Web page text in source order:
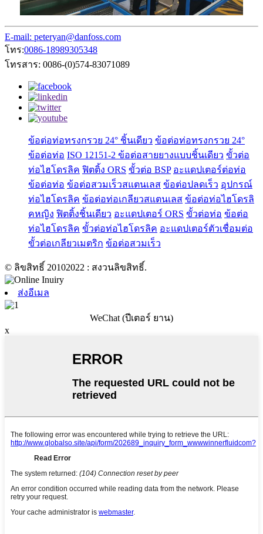
E-mail: peteryan@danfoss.com
โทร:0086-18989305348
โทรสาร: 0086-(0)574-83071089
ข้อต่อท่อทรงกรวย 24° ชิ้นเดียว ข้อต่อท่อทรงกรวย 24°
ข้อต่อท่อ ISO 12151-2 ข้อต่อสายยางแบบชิ้นเดียว ขั้วต่อ
ท่อไฮโดรลิค ฟิตติ้ง ORS ขั้วต่อ BSP อะแดปเตอร์ต่อท่อ
ข้อต่อท่อ ข้อต่อสวมเร็วสแตนเลส ข้อต่อปลดเร็ว อุปกรณ์
ท่อไฮโดรลิค ข้อต่อท่อเกลียวสแตนเลส ข้อต่อท่อไฮโดรลิ
คหญิง ฟิตติ้งชิ้นเดียว อะแดปเตอร์ ORS ขั้วต่อท่อ ข้อต่อ
ท่อไฮโดรลิค ขั้วต่อท่อไฮโดรลิค อะแดปเตอร์ตัวเชื่อมต่อ
ขั้วต่อเกลียวเมตริก ข้อต่อสวมเร็ว
© ลิขสิทธิ์ 20102022 : สงวนลิขสิทธิ์.
ส่งอีเมล
WeChat (ปีเตอร์ ยาน)
x